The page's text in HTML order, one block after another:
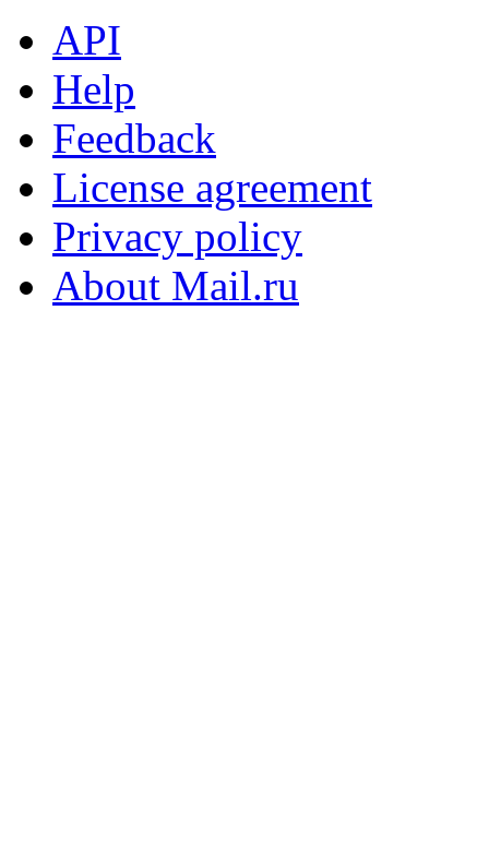
API
Help
Feedback
License agreement
Privacy policy
About Mail.ru